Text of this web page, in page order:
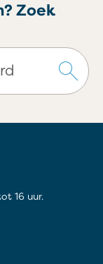
Zoek
16 uur.